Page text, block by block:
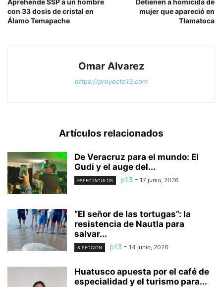
con 33 dosis de cristal en
Álamo Temapache
mujer que apareció en
Tlamatoca
Omar Alvarez
https://proyecto13.com
Artículos relacionados
De Veracruz para el mundo: El
Gudi y el auge del...
ESPECTÁCULOS p13 - 17 junio, 2026
“El señor de las tortugas”: la
resistencia de Nautla para
salvar...
8 SECCION p13 - 14 junio, 2026
Huatusco apuesta por el café de
especialidad y el turismo para...